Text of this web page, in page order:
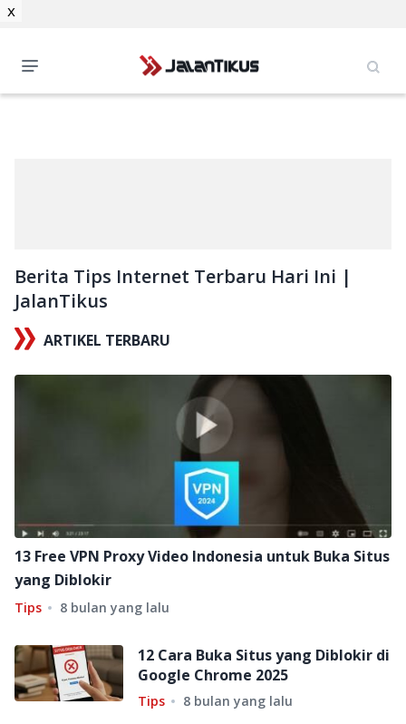
Berita Tips Internet Terbaru Hari Ini |
JalanTikus
ARTIKEL TERBARU
13 Free VPN Proxy Video Indonesia untuk Buka Situs
yang Diblokir
Tips 8 bulan yang lalu
12 Cara Buka Situs yang Diblokir di
Google Chrome 2025
Tips 8 bulan yang lalu
x